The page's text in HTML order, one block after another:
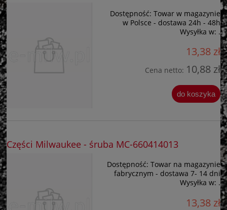
Dostępność: Towar w magazynie
w Polsce - dostawa 24h - 48h
Wysyłka w: .
13,38 zł
Cena netto: 10,88 zł
do koszyka
Części Milwaukee - śruba MC-660414013
Dostępność: Towar na magazynie
fabrycznym - dostawa 7- 14 dni
Wysyłka w: .
13,38 zł